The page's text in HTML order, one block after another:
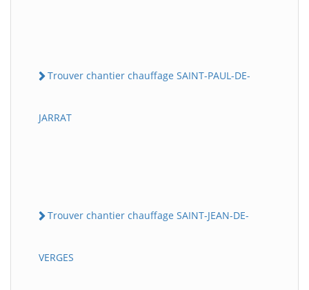
Trouver chantier chauffage SAINT-PAUL-DE-
JARRAT
Trouver chantier chauffage SAINT-JEAN-DE-
VERGES